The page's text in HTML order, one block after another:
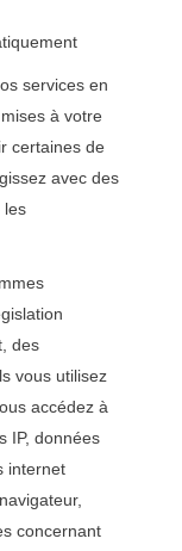
services en
à votre
certaines de
avec des
les
des
vous utilisez
accédez à
IP, données
internet
concernant